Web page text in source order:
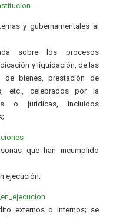
y gubernamentales al
sobre los procesos
y liquidación, de las
de bienes, prestación de
etc., celebrados por la
o jurídicas, incluidos
que han incumplido
ejecución;
externos o internos; se